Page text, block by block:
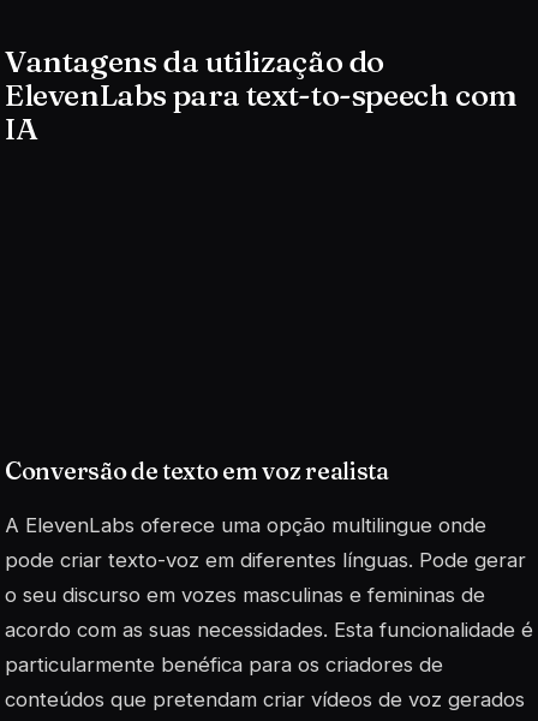
Vantagens da utilização do
ElevenLabs para text-to-speech com
IA
Conversão de texto em voz realista
A ElevenLabs oferece uma opção multilingue onde
pode criar texto-voz em diferentes línguas. Pode gerar
o seu discurso em vozes masculinas e femininas de
acordo com as suas necessidades. Esta funcionalidade é
particularmente benéfica para os criadores de
conteúdos que pretendam criar vídeos de voz gerados